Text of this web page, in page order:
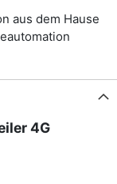
aus dem Hause
4G